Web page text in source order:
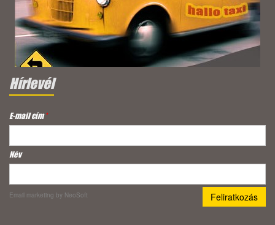
Hírlevél
E-mail cím*
Név
Email marketing by NeoSoft